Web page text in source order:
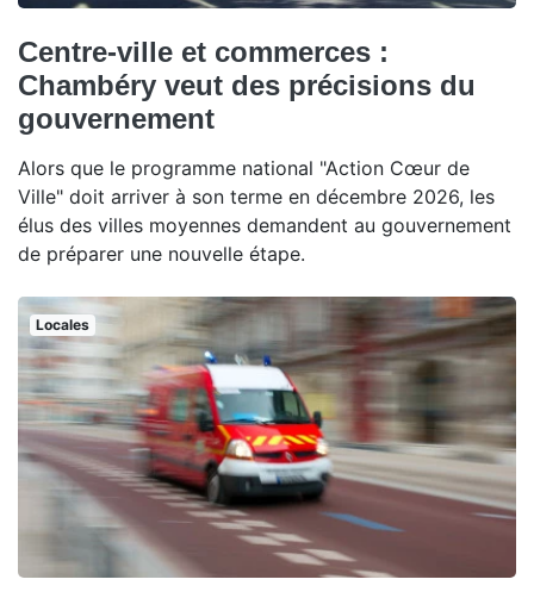
Centre-ville et commerces :
Chambéry veut des précisions du
gouvernement
Alors que le programme national "Action Cœur de
Ville" doit arriver à son terme en décembre 2026, les
élus des villes moyennes demandent au gouvernement
de préparer une nouvelle étape.
Locales